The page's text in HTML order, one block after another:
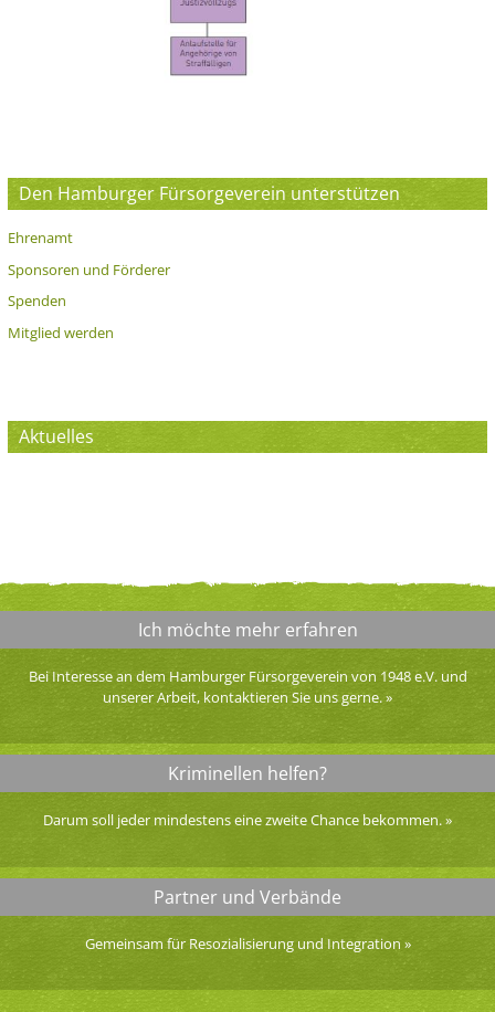
Den Hamburger Fürsorgeverein unterstützen
Ehrenamt
Sponsoren und Förderer
Spenden
Mitglied werden
Aktuelles
Ich möchte mehr erfahren
Bei Interesse an dem Hamburger Fürsorgeverein von 1948 e.V. und
unserer Arbeit, kontaktieren Sie uns gerne.»
Kriminellen helfen?
Darum soll jeder mindestens eine zweite Chance bekommen.»
Partner und Verbände
Gemeinsam für Resozialisierung und Integration »